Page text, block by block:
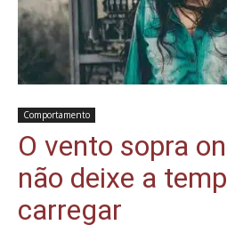
Comportamento
O vento sopra
não deixe a
carregar